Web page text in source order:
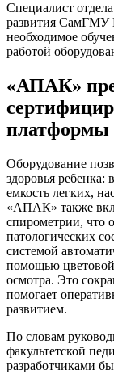
Специалист
развития СамГМУ
необходимое
работой
«АПАК»
платформы
Оборудование
здоровья ребенка:
емкость легких,
«АПАК» также
спирометрии, что
патологических
системой
помощью цветовой
осмотра. Это
помогает
развитием.
По словам
факультетской
разработчиками